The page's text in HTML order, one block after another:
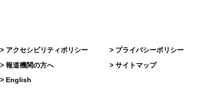
> アクセシビリティポリシー
> プライバシーポリシー
> 報道機関の方へ
> サイトマップ
> English